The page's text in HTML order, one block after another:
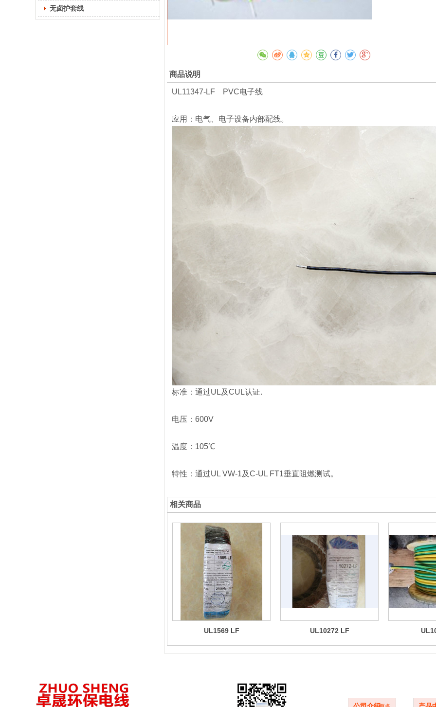
无卤护套线
商品说明
UL11347-LF PVC电子线
应用：电气、电子设备内部配线。
标准：通过UL及CUL认证.
电压：600V
温度：105℃
特性：通过UL VW-1及C-UL FT1垂直阻燃测试。
相关商品
UL1569 LF UL10272 LF